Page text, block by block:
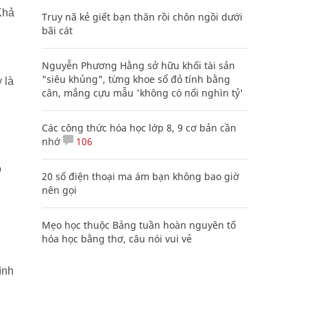
là
Truy nã kẻ giết bạn thân rồi chôn ngồi dưới
bãi cát
Nguyễn Phương Hằng sở hữu khối tài sản
"siêu khủng", từng khoe sổ đỏ tính bằng
cân, mắng cựu mẫu 'không có nổi nghìn tỷ'
Các công thức hóa học lớp 8, 9 cơ bản cần
nhớ
106
20 số điện thoại ma ám bạn không bao giờ
nên gọi
Mẹo học thuộc Bảng tuần hoàn nguyên tố
hóa học bằng thơ, câu nói vui vẻ